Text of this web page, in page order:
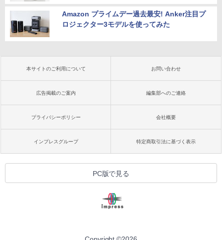
Amazon プライムデー過去最安! Anker注目プ
ロジェクター3モデルを使ってみた
本サイトのご利用について お問い合わせ
広告掲載のご案内 編集部へのご連絡
プライバシーポリシー 会社概要
インプレスグループ 特定商取引法に基づく表示
PC版で見る